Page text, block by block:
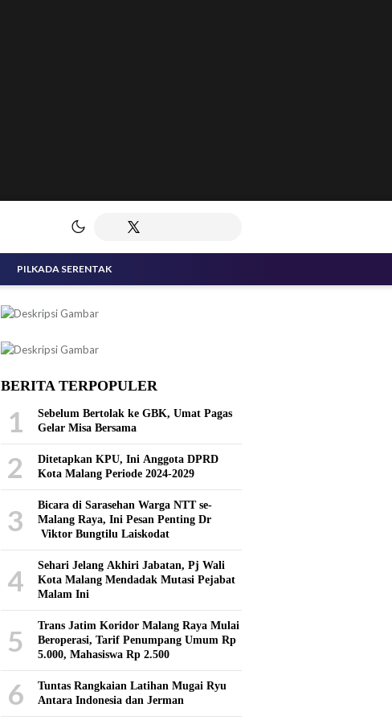
PILKADA SERENTAK
BERITA TERPOPULER
1
Sebelum Bertolak ke GBK, Umat Pagas
Gelar Misa Bersama
2
Ditetapkan KPU, Ini Anggota DPRD
Kota Malang Periode 2024-2029
3
Bicara di Sarasehan Warga NTT se-
Malang Raya, Ini Pesan Penting Dr
Viktor Bungtilu Laiskodat
4
Sehari Jelang Akhiri Jabatan, Pj Wali
Kota Malang Mendadak Mutasi Pejabat
Malam Ini
5
Trans Jatim Koridor Malang Raya Mulai
Beroperasi, Tarif Penumpang Umum Rp
5.000, Mahasiswa Rp 2.500
6
Tuntas Rangkaian Latihan Mugai Ryu
Antara Indonesia dan Jerman